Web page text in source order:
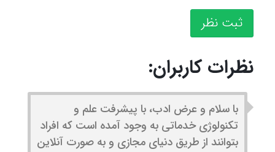
ثبت نظر
نظرات کاربران:
با سلام و عرض ادب، با پیشرفت علم و
تکنولوژی خدماتی به وجود آمده است که افراد
بتوانند از طریق دنیای مجازی و به صورت آنلاین